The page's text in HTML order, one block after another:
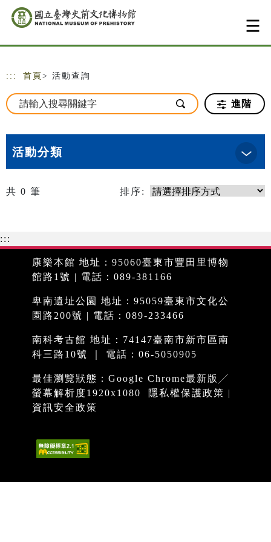
跳到主要內容
網站導覽
::: 首頁 > 活動查詢
進階
活動分類
共 0 筆 排序:
:::
康樂本館 地址：95060臺東市豐田里博物
館路1號 | 電話：089-381166
卑南遺址公園 地址：95059臺東市文化公
園路200號 | 電話：089-233466
南科考古館 地址：74147臺南市新市區南
科三路10號 ｜ 電話：06-5050905
最佳瀏覽狀態：Google Chrome最新版╱
螢幕解析度1920x1080
隱私權保護政策 |
資訊安全政策